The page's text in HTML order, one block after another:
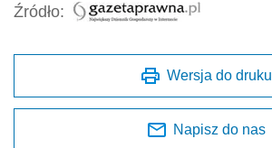
Źródło:
Wersja do druku
Napisz do nas